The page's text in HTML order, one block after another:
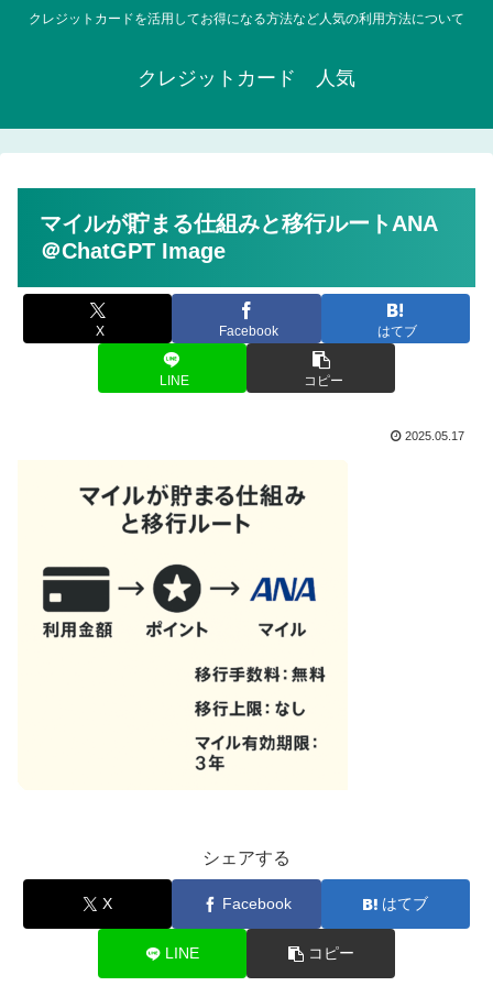
クレジットカードを活用してお得になる方法など人気の利用方法について
クレジットカード 人気
マイルが貯まる仕組みと移行ルートANA
＠ChatGPT Image
X Facebook はてブ
LINE コピー
2025.05.17
シェアする
X Facebook はてブ
LINE コピー